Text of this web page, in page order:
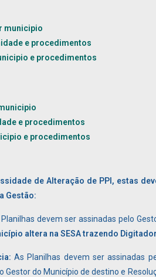
municipio
e procedimentos
e procedimentos
e procedimentos
e procedimentos
de Alteração de PPI, estas
Gestão:
devem ser assinadas pelo
altera na SESA trazendo
As Planilhas devem ser assinadas
do Município de destino e